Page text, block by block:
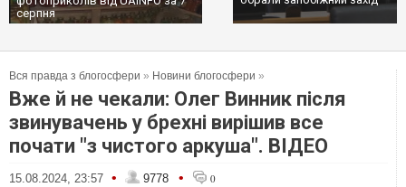
серпня
Вся правда з блогосфери » Новини блогосфери »
Вже й не чекали: Олег Винник після
звинувачень у брехні вирішив все
почати "з чистого аркуша". ВІДЕО
15.08.2024, 23:57 • 9778 • 0